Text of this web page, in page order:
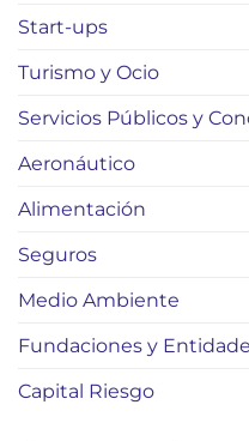
Start-ups
Turismo y Ocio
Servicios Públicos y
Aeronáutico
Alimentación
Seguros
Medio Ambiente
Fundaciones y
Capital Riesgo